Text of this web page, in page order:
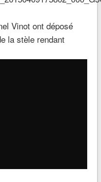
Vinot ont déposé
la stèle rendant